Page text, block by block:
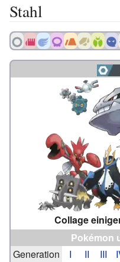
Stahl
Collage
Pokémon
Generation
I II III